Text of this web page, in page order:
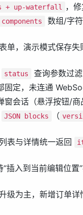
+ up-waterfall
，
components
数组/字
单，演示模式保存
status
查询参数过
固定，未连通
窗会话（悬浮按钮/
JSON blocks （
表与详情统一返回
插入到当前编辑位
级为主，新增订单